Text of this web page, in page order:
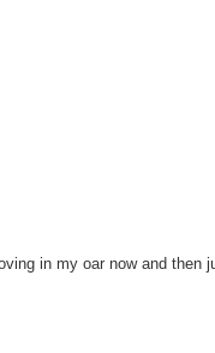
in my oar now and then